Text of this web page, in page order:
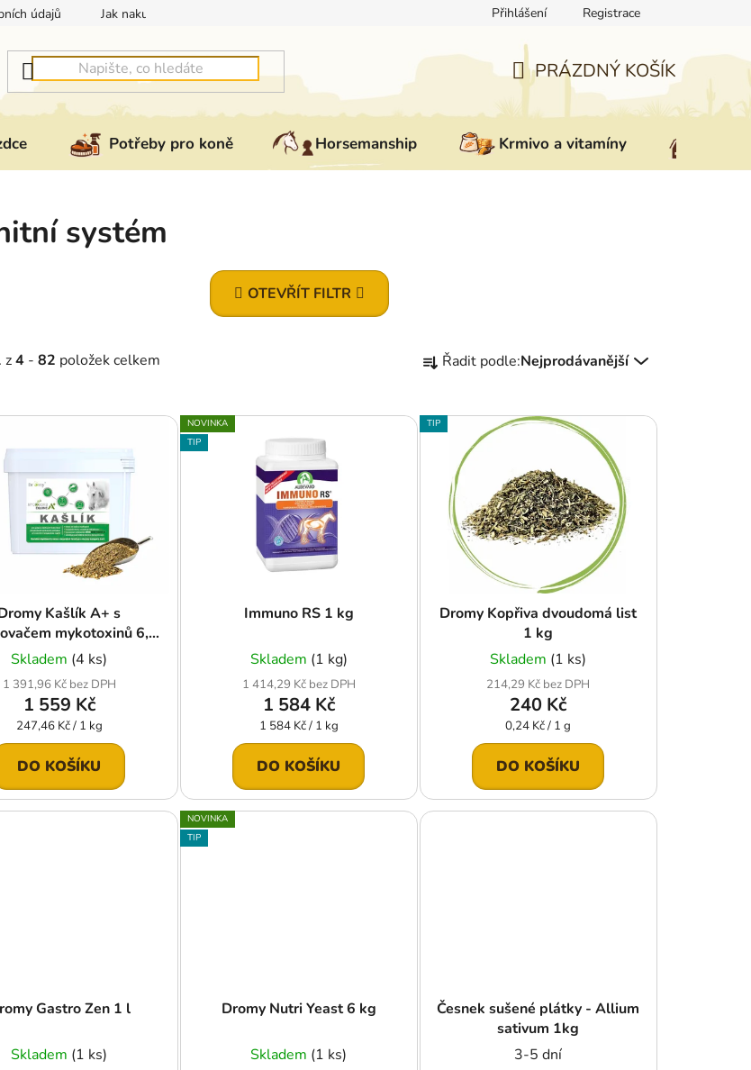
údajů Jak nakupovat Reklamace Doprava a platba
Přihlášení Registrace
NÁKUPNÍ
KOŠÍK
PRÁZDNÝ KOŠÍK
Potřeby pro koně Horsemanship Krmivo a vitamíny
systém
OTEVŘÍT FILTR
z4 - 82 položek celkem
a
e
n
Řadit podle:Nejprodávanější
Kašlík A+ s
mykotoxinů 6,3
kg
Skladem (4 ks)
1 391,96 Kč bez DPH
1 559 Kč
Měrná
cena:
247,46 Kč / 1 kg
DO KOŠÍKU
NOVINKA
TIP
Immuno RS 1 kg
Skladem (1 kg)
1 414,29 Kč bez DPH
1 584 Kč
Měrná
cena:
1 584 Kč / 1 kg
DO KOŠÍKU
TIP
Dromy Kopřiva dvoudomá list
1 kg
Skladem (1 ks)
214,29 Kč bez DPH
240 Kč
Měrná
cena:
0,24 Kč / 1 g
DO KOŠÍKU
Gastro Zen 1 l
Skladem (1 ks)
NOVINKA
TIP
Dromy Nutri Yeast 6 kg
Skladem (1 ks)
Česnek sušené plátky - Allium
sativum 1kg
3-5 dní